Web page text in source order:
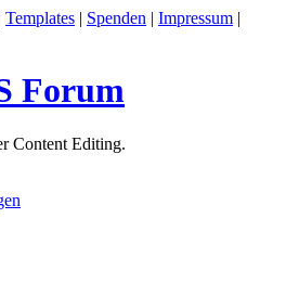
Templates | Spenden | Impressum |
Forum
Content Editing.